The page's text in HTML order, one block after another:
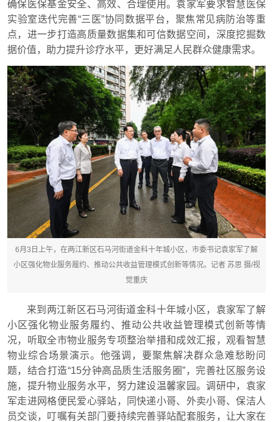
确保医保基金安全、高效、合理使用。袁家军要求智慧医保
实验室迭代完善“三医”协同数据平台，聚焦常见病防治等重
点，进一步打造高质量数据集和可信数据空间，深度挖掘数
据价值，助力提升诊疗水平，更好满足人民群众健康需求。
6月3日上午，在两江新区石马河街道金科十年城小区，市委书记袁家军了解
小区强化物业服务履约、推动公共收益管理模式创新等情况。记者 苏思 摄/视
觉重庆
来到两江新区石马河街道金科十年城小区，袁家军了解
小区强化物业服务履约、推动公共收益管理模式创新等情
况，听取全市物业服务专项整治举措和成效汇报，观看智慧
物业综合场景演示。他强调，要聚焦解决群众急难愁盼问
题，结合打造“15分钟高品质生活服务圈”，完善社区服务设
施，提升物业服务水平，努力建设温馨家园。调研中，袁家
军走进网格便民爱心驿站，同快递小哥、外卖小哥、保洁人
员交谈，叮嘱有关部门要持续完善驿站配套服务，让大家在